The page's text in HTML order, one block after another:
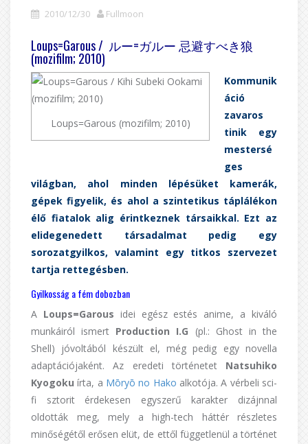
2010/12/30 Fullmoon
Loups=Garous / ルー=ガルー 忌避すべき狼
(mozifilm; 2010)
Loups=Garous (mozifilm; 2010)
Kommunik
áció
zavaros
tinik egy
mestersé
ges
világban, ahol minden lépésüket kamerák,
gépek figyelik, és ahol a szintetikus táplálékon
élő fiatalok alig érintkeznek társaikkal. Ezt az
elidegenedett társadalmat pedig egy
sorozatgyilkos, valamint egy titkos szervezet
tartja rettegésben.
Gyilkosság a fém dobozban
A Loups=Garous idei egész estés anime, a kiváló
munkáiról ismert Production I.G (pl.: Ghost in the
Shell) jóvoltából készült el, még pedig egy novella
adaptációjaként. Az eredeti történetet Natsuhiko
Kyogoku írta, a Mōryō no Hako alkotója. A vérbeli sci-
fi sztorit érdekesen egyszerű karakter dizájnnal
oldották meg, mely a high-tech háttér részletes
minőségétől erősen elüt, de ettől függetlenül a történet